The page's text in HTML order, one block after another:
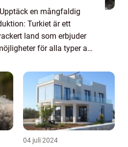
en mångfaldig
Turkiet är ett
land som erbjuder
för alla typer av
kultur och...
04 juli 2024